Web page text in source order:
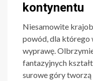
kontynentu
Niesamowite
powód, dla którego
wyprawę.
fantazyjnych
surowe góry tworzą